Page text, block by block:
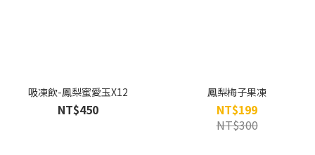
吸凍飲-鳳梨蜜愛玉X12
NT$450
鳳梨梅子果凍
NT$199
NT$300